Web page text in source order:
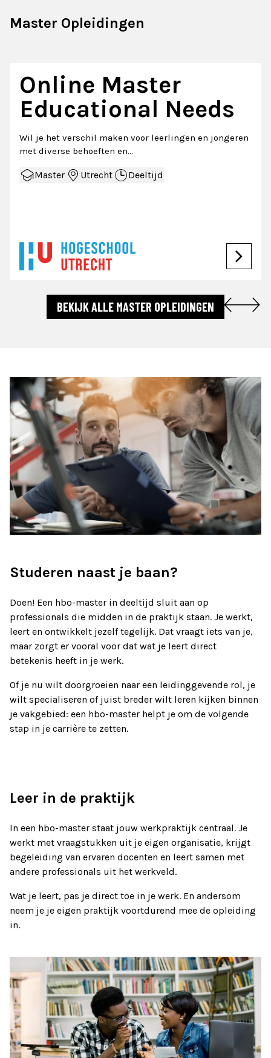
Master Opleidingen
Online Master
Educational Needs
Wil je het verschil maken voor leerlingen en jongeren
met diverse behoeften en…
Master Utrecht Deeltijd
BEKIJK ALLE MASTER OPLEIDINGEN
Studeren naast je baan?
Doen! Een hbo-master in deeltijd sluit aan op
professionals die midden in de praktijk staan. Je werkt,
leert en ontwikkelt jezelf tegelijk. Dat vraagt iets van je,
maar zorgt er vooral voor dat wat je leert direct
betekenis heeft in je werk.
Of je nu wilt doorgroeien naar een leidinggevende rol, je
wilt specialiseren of juist breder wilt leren kijken binnen
je vakgebied: een hbo-master helpt je om de volgende
stap in je carrière te zetten.
Leer in de praktijk
In een hbo-master staat jouw werkpraktijk centraal. Je
werkt met vraagstukken uit je eigen organisatie, krijgt
begeleiding van ervaren docenten en leert samen met
andere professionals uit het werkveld.
Wat je leert, pas je direct toe in je werk. En andersom
neem je je eigen praktijk voortdurend mee de opleiding
in.